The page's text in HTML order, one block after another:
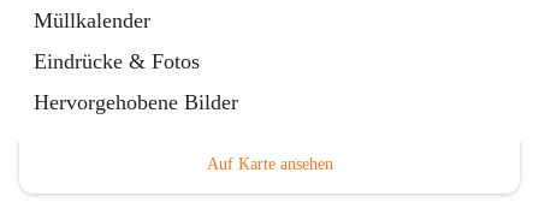
Müllkalender
Eindrücke & Fotos
Hervorgehobene BilderHauptadresse
Auf Karte ansehen